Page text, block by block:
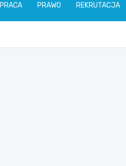
PRACA PRAWO REKRUTACJA